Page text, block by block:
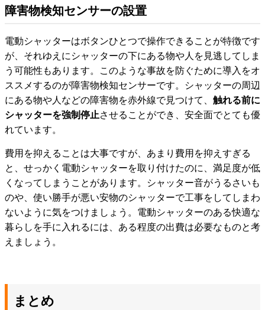
障害物検知センサーの設置
電動シャッターはボタンひとつで操作できることが特徴です
が、それゆえにシャッターの下にある物や人を見逃してしま
う可能性もあります。このような事故を防ぐために導入をオ
ススメするのが障害物検知センサーです。シャッターの周辺
にある物や人などの障害物を赤外線で見つけて、 触れる前に
シャッターを強制停止させることができ、安全面でとても優
れています。
費用を抑えることは大事ですが、あまり費用を抑えすぎる
と、せっかく電動シャッターを取り付けたのに、満足度が低
くなってしまうことがあります。シャッター音がうるさいも
のや、使い勝手が悪い安物のシャッターで工事をしてしまわ
ないように気をつけましょう。電動シャッターのある快適な
暮らしを手に入れるには、ある程度の出費は必要なものと考
えましょう。
まとめ